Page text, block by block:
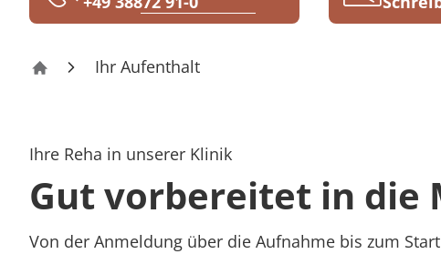
Rheumatologie
Klinik Mecklenburg
Ihr Aufenthalt
Ihre Reha in unserer Klinik
Gut vorbereitet in die
Von der Anmeldung über die Aufnahme bis zum